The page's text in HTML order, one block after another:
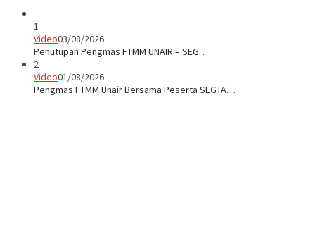
1
Video03/08/2026
Penutupan Pengmas FTMM UNAIR – SEG…
2
Video01/08/2026
Pengmas FTMM Unair Bersama Peserta SEGTA…